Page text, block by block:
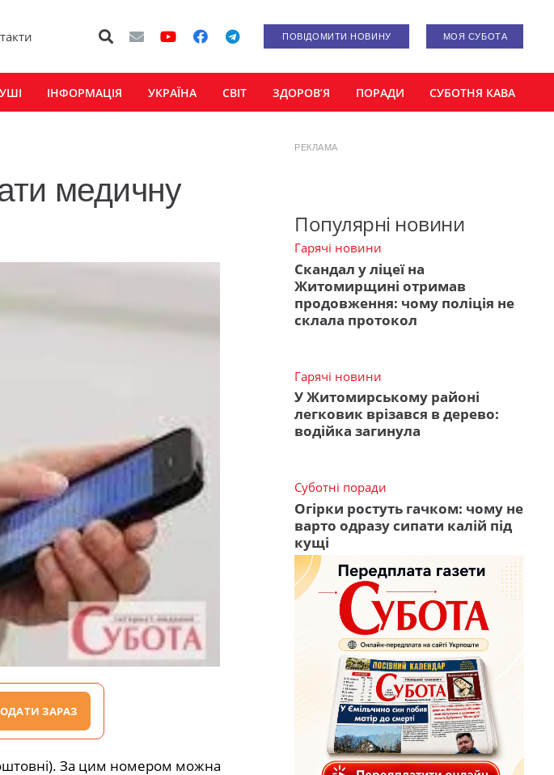
ПОВІДОМИТИ НОВИНУ МОЯ СУБОТА
ІНФОРМАЦІЯ УКРАЇНА СВІТ ЗДОРОВ’Я ПОРАДИ СУБОТНЯ КАВА
медичну
ЗАРАЗ
За цим номером можна
РЕКЛАМА
Популярні новини
Гарячі новини
Скандал у ліцеї на
Житомирщині отримав
продовження: чому поліція не
склала протокол
Гарячі новини
У Житомирському районі
легковик врізався в дерево:
водійка загинула
Суботні поради
Огірки ростуть гачком: чому не
варто одразу сипати калій під
кущі